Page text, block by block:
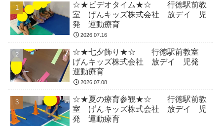
☆★ビデオタイム★☆ 行徳駅前教
室 げんキッズ株式会社 放デイ 児
発 運動療育
2026.07.16
☆★七夕飾り★☆ 行徳駅前教室
げんキッズ株式会社 放デイ 児発
運動療育
2026.07.08
☆★夏の療育参観★☆ 行徳駅前教
室 げんキッズ株式会社 放デイ 児
発 運動療育